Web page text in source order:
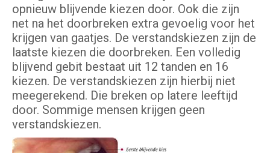
opnieuw blijvende kiezen door. Ook die zijn
net na het doorbreken extra gevoelig voor het
krijgen van gaatjes. De verstandskiezen zijn de
laatste kiezen die doorbreken. Een volledig
blijvend gebit bestaat uit 12 tanden en 16
kiezen. De verstandskiezen zijn hierbij niet
meegerekend. Die breken op latere leeftijd
door. Sommige mensen krijgen geen
verstandskiezen.